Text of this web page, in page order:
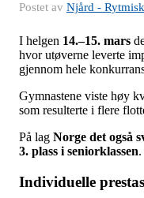
Postet av Njård -
I helgen 14.–15. mars
hvor utøverne leverte
gjennom hele
Gymnastene viste høy
som resulterte i flere
På lag Norge det også
3. plass i seniorklassen.
Individuelle